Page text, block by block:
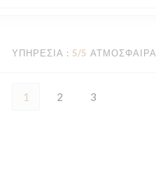
ΥΠΗΡΕΣΊΑ : 5/5 ΑΤΜΌΣΦΑΙΡΑ
1 2 3